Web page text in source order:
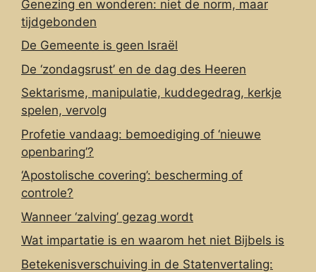
Genezing en wonderen: niet de norm, maar
tijdgebonden
De Gemeente is geen Israël
De ‘zondagsrust’ en de dag des Heeren
Sektarisme, manipulatie, kuddegedrag, kerkje
spelen, vervolg
Profetie vandaag: bemoediging of ‘nieuwe
openbaring’?
‘Apostolische covering’: bescherming of
controle?
Wanneer ‘zalving’ gezag wordt
Wat impartatie is en waarom het niet Bijbels is
Betekenisverschuiving in de Statenvertaling: